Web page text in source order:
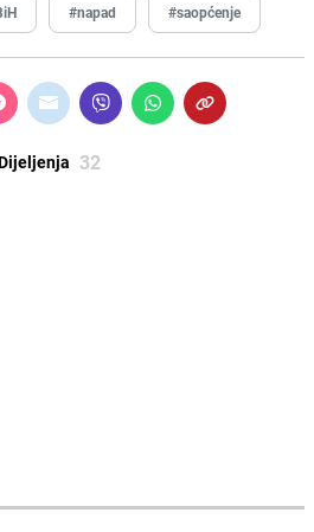
#napad #saopćenje
32